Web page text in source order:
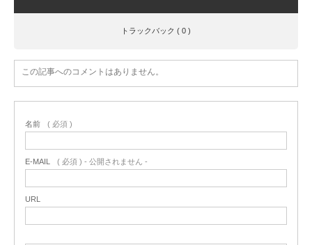
トラックバック ( 0 )
この記事へのコメントはありません。
名前 ( 必須 )
E-MAIL ( 必須 ) - 公開されません -
URL